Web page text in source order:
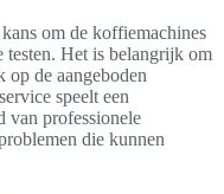
om de koffiemachines
Het is belangrijk om
op de aangeboden
speelt een
van professionele
die kunnen